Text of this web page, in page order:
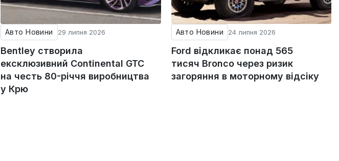
Авто Новини 29 липня 2026
Bentley створила
ексклюзивний Continental GTC
на честь 80-річчя виробництва
у Крю
Авто Новини 24 липня 2026
Ford відкликає понад 565
тисяч Bronco через ризик
загоряння в моторному відсіку